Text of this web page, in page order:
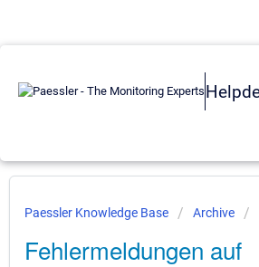
Paessler Knowledge Base Archive
Fehlermeldungen auf